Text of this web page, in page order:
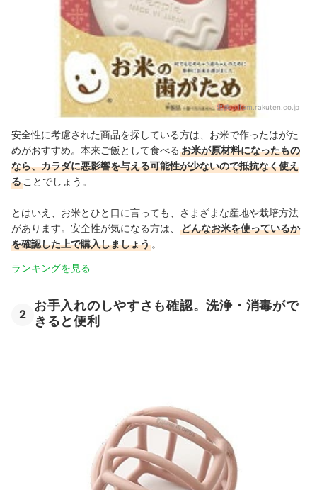
出典：item.rakuten.co.jp
安全性に考慮された商品を探している方は、お米で作ったはがた
めがおすすめ。本来ご飯として食べる お米が原材料になったもの
なら、カラダに悪影響を与える可能性が少ないので抵抗なく使え
る ことでしょう。
とはいえ、お米とひと口に言っても、さまざまな産地や栽培方法
があります。安全性が気になる方は、
どんなお米を使っているか
を確認した上で購入しましょう 。
ランキングを見る
2
お手入れのしやすさも確認。洗浄・消毒がで
きると便利